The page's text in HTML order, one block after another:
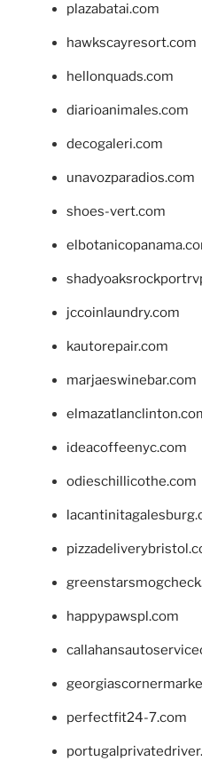
plazabatai.com
hawkscayresort.com
hellonquads.com
diarioanimales.com
decogaleri.com
unavozparadios.com
shoes-vert.com
jccoinlaundry.com
kautorepair.com
marjaeswinebar.com
ideacoffeenyc.com
odieschillicothe.com
happypawspl.com
perfectfit24-7.com